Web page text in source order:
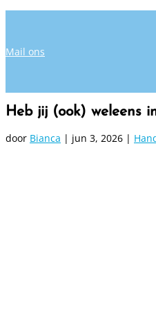
Mail ons
Heb jij (ook) weleens
door Bianca | jun 3, 2026 |